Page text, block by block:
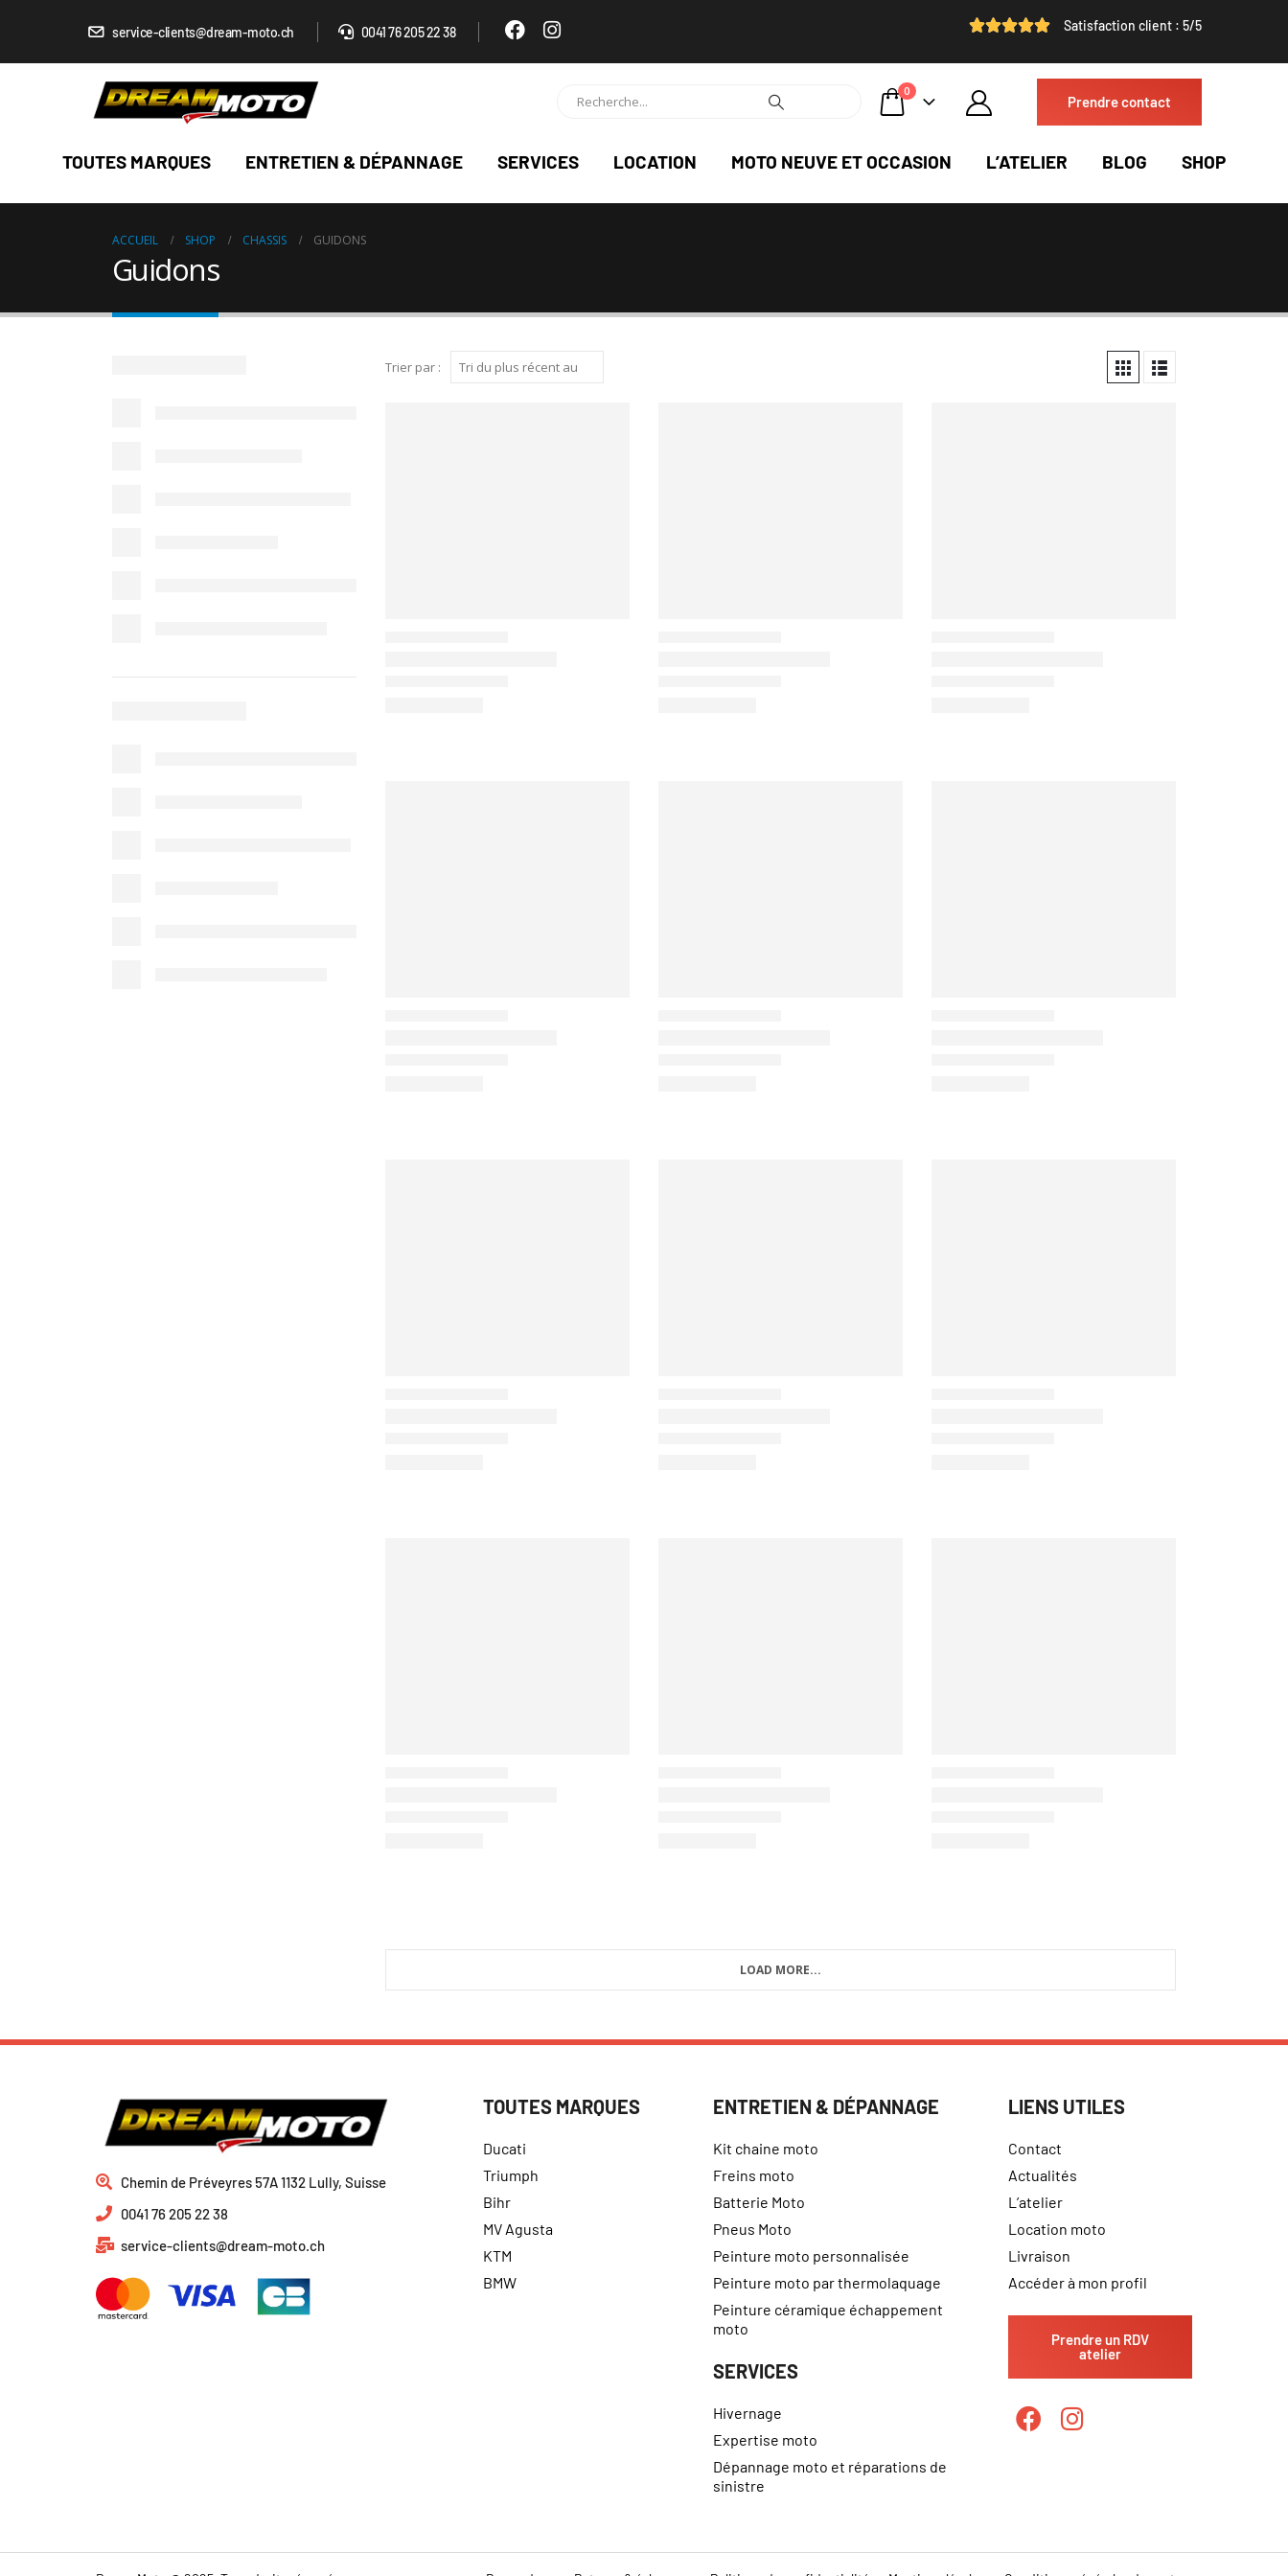
service-clients@dream-moto.ch 0041 76 205 22 38 Satisfaction client : 5/5
0
Prendre contact
TOUTES MARQUES ENTRETIEN & DÉPANNAGE SERVICES LOCATION MOTO NEUVE ET OCCASION L’ATELIER BLOG SHOP
ACCUEIL SHOP CHASSIS GUIDONS
Guidons
Trier par :
LOAD MORE...
Chemin de Préveyres 57A 1132 Lully, Suisse
0041 76 205 22 38
service-clients@dream-moto.ch
TOUTES MARQUES
Ducati
Triumph
Bihr
MV Agusta
KTM
BMW
ENTRETIEN & DÉPANNAGE
Kit chaine moto
Freins moto
Batterie Moto
Pneus Moto
Peinture moto personnalisée
Peinture moto par thermolaquage
Peinture céramique échappement
moto
SERVICES
Hivernage
Expertise moto
Dépannage moto et réparations de
sinistre
LIENS UTILES
Contact
Actualités
L’atelier
Location moto
Livraison
Accéder à mon profil
Prendre un RDV
atelier